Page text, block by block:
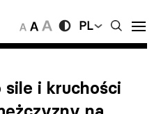
PL
sile i kruchości